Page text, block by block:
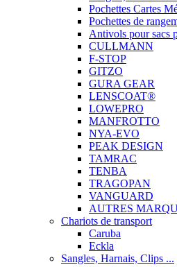
Pochettes Cartes
Pochettes de
Antivols pour sacs
CULLMANN
F-STOP
GITZO
GURA GEAR
LENSCOAT®
LOWEPRO
MANFROTTO
NYA-EVO
PEAK DESIGN
TAMRAC
TENBA
TRAGOPAN
VANGUARD
AUTRES
Chariots de transport
Caruba
Eckla
Sangles, Harnais, Clips ...